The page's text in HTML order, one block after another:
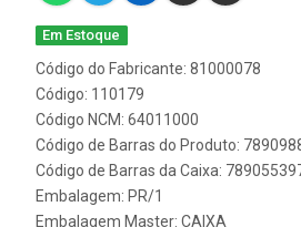
Em Estoque
Código do Fabricante: 81000078
Código: 110179
Código NCM: 64011000
Código de Barras do Produto:
Código de Barras da Caixa:
Embalagem: PR/1
Embalagem Master: CAIXA